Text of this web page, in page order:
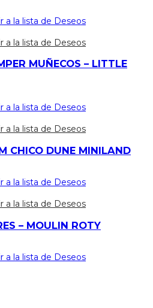
a la lista de Deseos
a la lista de Deseos
MUÑECOS – LITTLE
a la lista de Deseos
a la lista de Deseos
CHICO DUNE MINILAND
a la lista de Deseos
a la lista de Deseos
– MOULIN ROTY
a la lista de Deseos